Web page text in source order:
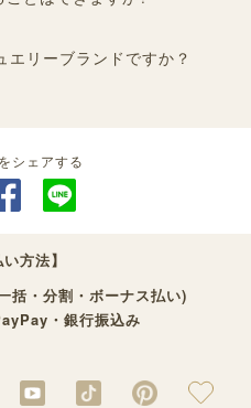
リーブランドですか？
シェアする
い方法】
括・分割・ボーナス払い)
・銀行振込み